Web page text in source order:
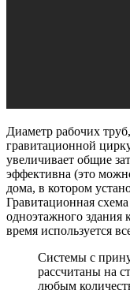
Диаметр рабочих
гравитационной
увеличивает общие
эффективна (это
дома, в котором
Гравитационная
одноэтажного здания
время используется
Системы с
рассчитаны на
любым